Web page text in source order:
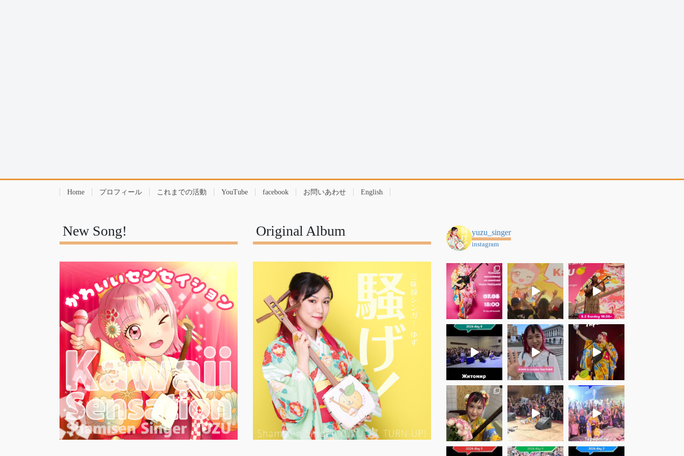
Home プロフィール これまでの活動 YouTube facebook お問いあわせ English
New Song! Original Album yuzu_singer
instagram